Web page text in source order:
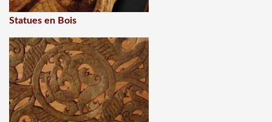
Statues en Bois